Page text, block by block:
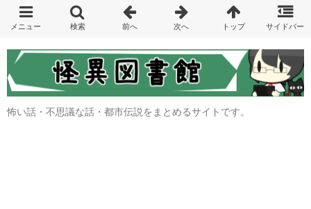
怖い話・不思議な話・都市伝説をまとめるサイトです。